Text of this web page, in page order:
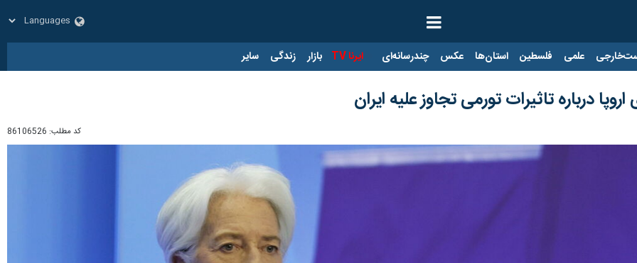
علمی فلسطین استان‌ها عکس چندرسانه‌ای ایرنا TV بازار زندگی سایر
درباره تاثیرات تورمی تجاوز علیه ایران
کد مطلب: 86106526